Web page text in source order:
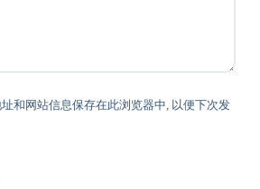
和网站信息保存在此浏览器中, 以便下次发